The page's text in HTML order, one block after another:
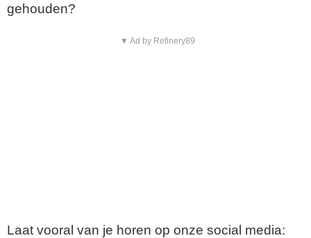
gehouden?
▼ Ad by Refinery89
Laat vooral van je horen op onze social media: